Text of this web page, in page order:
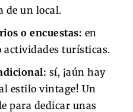
de un local.
o encuestas: en
actividades turísticas.
sí, ¡aún hay
estilo vintage! Un
para dedicar unas